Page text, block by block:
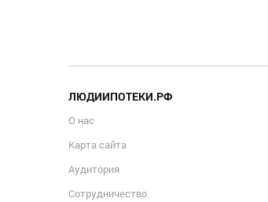
ЛЮДИИПОТЕКИ.РФ
О нас
Карта сайта
Аудитория
Сотрудничество